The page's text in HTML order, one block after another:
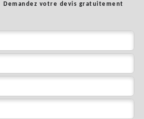
Demandez votre devis gratuitement